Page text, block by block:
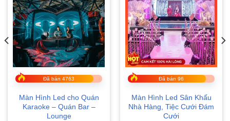
Đã bán 4763
Màn Hình Led cho Quán
Karaoke – Quán Bar –
Lounge
Đã bán 96
Màn Hình Led Sân Khấu
Nhà Hàng, Tiệc Cưới Đám
Cưới